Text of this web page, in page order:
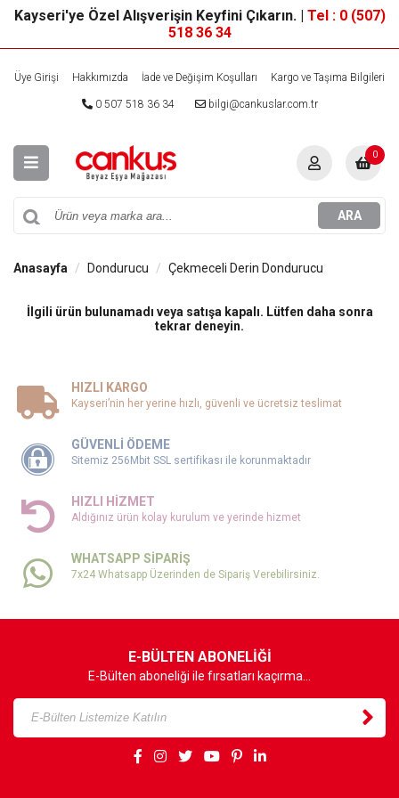
Kayseri'ye Özel Alışverişin Keyfini Çıkarın. | Tel : 0 (507)
518 36 34
Üye Girişi Hakkımızda İade ve Değişim Koşulları Kargo ve Taşıma Bilgileri
0 507 518 36 34 bilgi@cankuslar.com.tr
ARA
0
Anasayfa Dondurucu Çekmeceli Derin Dondurucu
İlgili ürün bulunamadı veya satışa kapalı. Lütfen daha sonra
tekrar deneyin.
HIZLI KARGO
Kayseri’nin her yerine hızlı, güvenli ve ücretsiz teslimat
GÜVENLİ ÖDEME
Sitemiz 256Mbit SSL sertifikası ile korunmaktadır
HIZLI HİZMET
Aldığınız ürün kolay kurulum ve yerinde hizmet
WHATSAPP SİPARİŞ
7x24 Whatsapp Üzerinden de Sipariş Verebilirsiniz.
E-BÜLTEN ABONELİĞİ
E-Bülten aboneliği ile fırsatları kaçırma...